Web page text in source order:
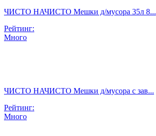
ЧИСТО НАЧИСТО Мешки д/мусора 35л 8...
Рейтинг:
Много
ЧИСТО НАЧИСТО Мешки д/мусора с зав...
Рейтинг:
Много